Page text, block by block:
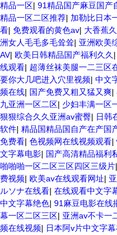
精品一区| 91精品国产麻豆国产
精品一区二区推荐| 加勒比日本
看| 免费观看的黄色av| 大香蕉
洲女人毛毛多毛耸耸| 亚洲欧美
AV| 欧美日韩精品国产福利久久 |
线观看| 超薄丝袜美腿一二三区
要你大几吧进入穴里视频| 中文
频在线| 国产免费又粗又猛又爽|
九亚洲一区二区| 少妇丰满一区
狠狠综合久久亚洲av蜜臀| 日韩
软件| 精品国精品国自产在产国
免费看| 色视频网在线视频观看|
文字幕电影| 国产高清精品福利
啪啪啪一区二区三区四区三级片|
费视频| 欧美av在线观看网址|
ルソナ在线看| 在线观看中文字
中文字幕绝色| 91麻豆电影在线
幕一区二区三区| 亚洲av不卡一
频在线视频| 日本阿v片中文字